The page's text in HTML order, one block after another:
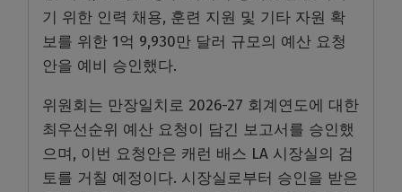
기 위한 인력 채용, 훈련 지원 및 기타 자원 확
보를 위한 1억 9,930만 달러 규모의 예산 요청
안을 예비 승인했다.
위원회는 만장일치로 2026-27 회계연도에 대한
최우선순위 예산 요청이 담긴 보고서를 승인했
으며, 이번 요청안은 캐런 배스 LA 시장실의 검
토를 거칠 예정이다. 시장실로부터 승인을 받은